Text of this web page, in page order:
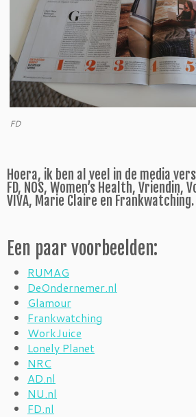
FD
Hoera, ik ben al veel in de media
FD, NOS, Women’s Health,
VIVA, Marie Claire en Frankwatching.
Een paar voorbeelden:
RUMAG
DeOndernemer.nl
Glamour
Frankwatching
WorkJuice
Lonely Planet
NRC
AD.nl
NU.nl
FD.nl